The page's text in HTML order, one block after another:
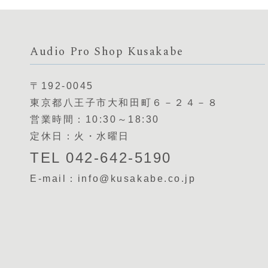
Audio Pro Shop Kusakabe
〒192-0045
東京都八王子市大和田町６－２４－８
営業時間：10:30～18:30
定休日：火・水曜日
TEL 042-642-5190
E-mail：info@kusakabe.co.jp